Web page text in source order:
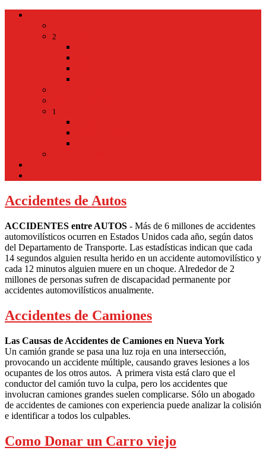
2
1
Accidentes de Autos
ACCIDENTES entre AUTOS - Más de 6 millones de accidentes
automovilísticos ocurren en Estados Unidos cada año, según datos
del Departamento de Transporte. Las estadísticas indican que cada
14 segundos alguien resulta herido en un accidente automovilístico y
cada 12 minutos alguien muere en un choque. Alrededor de 2
millones de personas sufren de discapacidad permanente por
accidentes automovilísticos anualmente.
Accidentes de Camiones
Las Causas de Accidentes de Camiones en Nueva York
Un camión grande se pasa una luz roja en una intersección,
provocando un accidente múltiple, causando graves lesiones a los
ocupantes de los otros autos. A primera vista está claro que el
conductor del camión tuvo la culpa, pero los accidentes que
involucran camiones grandes suelen complicarse. Sólo un abogado
de accidentes de camiones con experiencia puede analizar la colisión
e identificar a todos los culpables.
Como Donar un Carro viejo